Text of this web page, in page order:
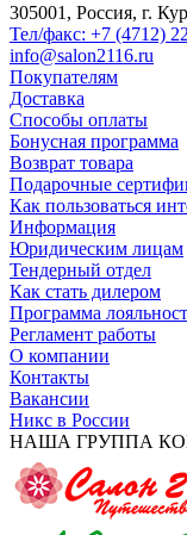
305001, Россия, г.
Тел/факс: +7 (4712)
info@salon2116.ru
Покупателям
Доставка
Способы оплаты
Бонусная программа
Возврат товара
Подарочные
Как пользоваться
Информация
Юридическим лицам
Тендерный отдел
Как стать дилером
Программа
Регламент работы
О компании
Контакты
Вакансии
Никс в России
НАША ГРУППА